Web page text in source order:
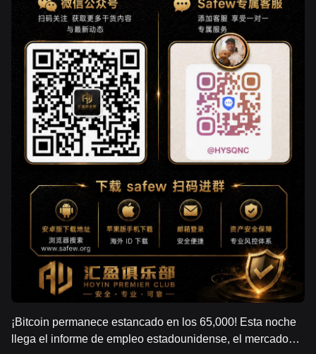
¡Bitcoin permanece estancado en los 65,000! Esta noche
llega el informe de empleo estadounidense, el mercado